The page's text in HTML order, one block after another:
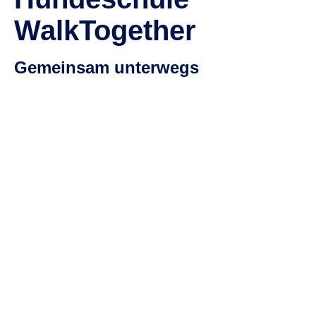
WalkTogether
Gemeinsam unterwegs